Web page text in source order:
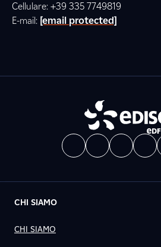
Cellulare: +39 335 7749819
E-mail: [email protected]
CHI SIAMO
CHI SIAMO